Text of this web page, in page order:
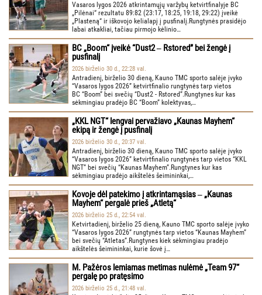
Vasaros lygos 2026 atkrintamųjų varžybų ketvirtfinalyje BC
„Pilėnai“ rezultatu 89:82 (23:17, 18:25, 19:18, 29:22) įveikė
„Plasteną“ ir iškovojo kelialapį į pusfinalį.Rungtynės prasidėjo
labai atkakliai, tačiau pirmojo kėlinio…
BC „Boom“ įveikė “Dust2 ‒ Rstored” bei žengė į
pusfinalį
2026 birželio 30 d., 22:28 val.
Antradienį, birželio 30 dieną, Kauno TMC sporto salėje įvyko
“Vasaros lygos 2026” ketvirtfinalio rungtynės tarp vietos
BC “Boom” bei svečių “Dust2 - Rstored”.Rungtynes kur kas
sėkmingiau pradėjo BC “Boom” kolektyvas,…
„KKL NGT“ lengvai pervažiavo „Kaunas Mayhem“
ekipą ir žengė į pusfinalį
2026 birželio 30 d., 20:37 val.
Antradienį, birželio 30 dieną, Kauno TMC sporto salėje įvyko
“Vasaros lygos 2026” ketvirtfinalio rungtynės tarp vietos “KKL
NGT” bei svečių “Kaunas Mayhem”.Rungtynes kur kas
sėkmingiau pradėjo aikštelės šeimininkai,…
Kovoje dėl patekimo į atkrintamąsias ‒ „Kaunas
Mayhem“ pergalė prieš „Atletą“
2026 birželio 25 d., 22:54 val.
Ketvirtadienį, birželio 25 dieną, Kauno TMC sporto salėje įvyko
“Vasaros lygos 2026” rungtynės tarp vietos “Kaunas Mayhem”
bei svečių “Atletas”.Rungtynes kiek sėkmingiau pradėjo
aikštelės šeimininkai, kurie šovė į…
M. Pažėros lemiamas metimas nulėmė „Team 97“
pergalę po pratęsimo
2026 birželio 25 d., 21:48 val.